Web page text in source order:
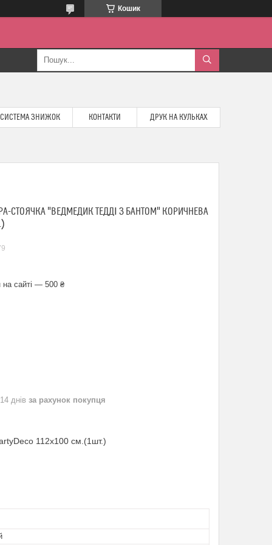
Кошик
СИСТЕМА ЗНИЖОК КОНТАКТИ ДРУК НА КУЛЬКАХ
СТОЯЧКА "ВЕДМЕДИК ТЕДДІ З БАНТОМ" КОРИЧНЕВА
на сайті — 500 ₴
днів за рахунок покупця
112х100 см.(1шт.)